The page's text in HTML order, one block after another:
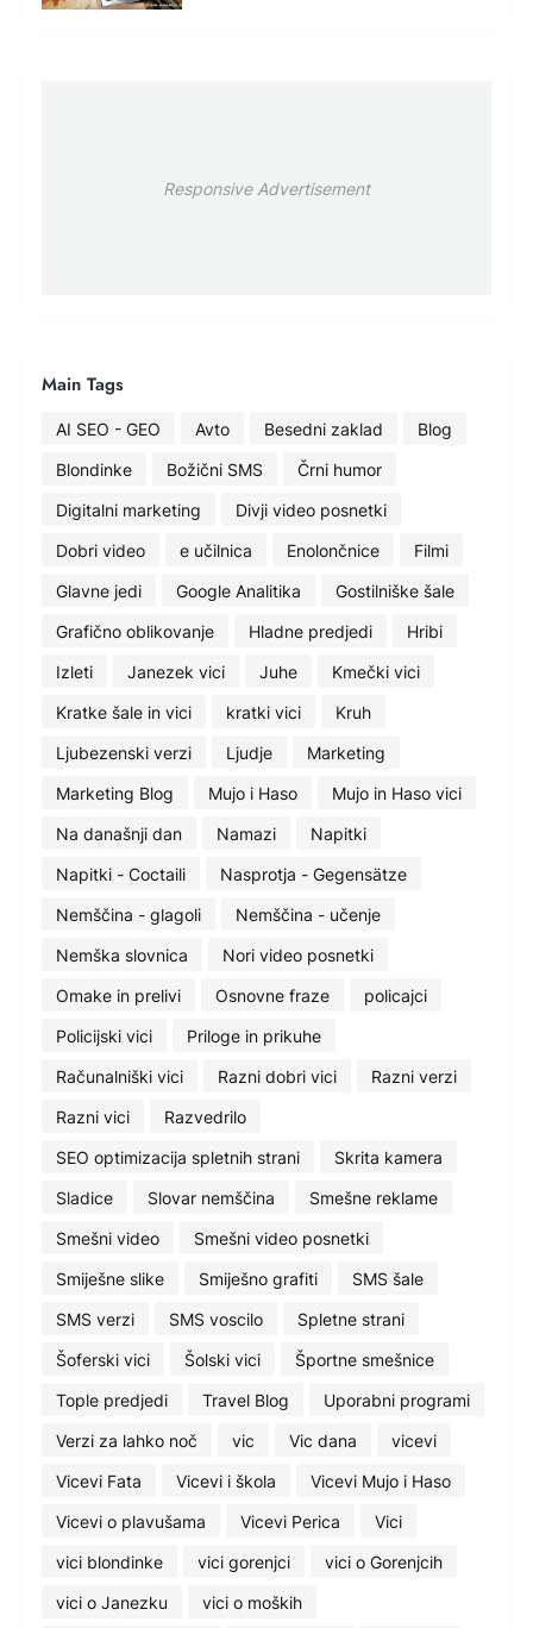
Responsive Advertisement
Main Tags
AI SEO - GEO Avto Besedni zaklad
Blog
Blondinke
Božični SMS
Črni humor
Digitalni marketing
Divji video posnetki
Dobri video
e učilnica Enolončnice
Filmi
Glavne jedi
Google Analitika
Gostilniške šale
Grafično oblikovanje
Hladne predjedi
Hribi
Izleti
Janezek vici Juhe
Kmečki vici
Kratke šale in vici
kratki vici
Kruh
Ljubezenski verzi
Ljudje
Marketing
Marketing Blog
Mujo i Haso
Mujo in Haso vici
Na današnji dan
Namazi
Napitki
Napitki - Coctaili
Nasprotja - Gegensätze
Nemščina - glagoli
Nemščina - učenje
Nemška slovnica
Nori video posnetki
Omake in prelivi
Osnovne fraze
policajci
Policijski vici
Priloge in prikuhe
Računalniški vici
Razni dobri vici
Razni verzi
Razni vici
Razvedrilo
SEO optimizacija spletnih strani
Skrita kamera
Sladice
Slovar nemščina
Smešne reklame
Smešni video
Smešni video posnetki
Smiješne slike
Smiješno grafiti
SMS šale
SMS verzi
SMS voscilo
Spletne strani
Šoferski vici
Šolski vici
Športne smešnice
Tople predjedi
Travel Blog
Uporabni programi
Verzi za lahko noč
vic Vic dana
vicevi
Vicevi Fata
Vicevi i škola
Vicevi Mujo i Haso
Vicevi o plavušama
Vicevi Perica
Vici
vici blondinke
vici gorenjci
vici o Gorenjcih
vici o Janezku
vici o moških